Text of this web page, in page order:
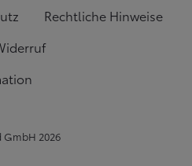
Rechtliche Hinweise
GmbH 2026